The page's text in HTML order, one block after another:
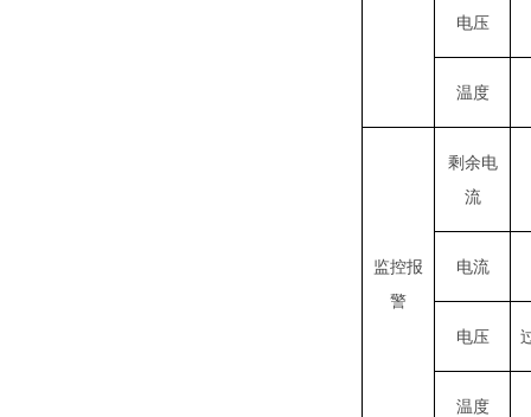
电压
温度
监控报
警
剩余电
流
电流
电压
温度